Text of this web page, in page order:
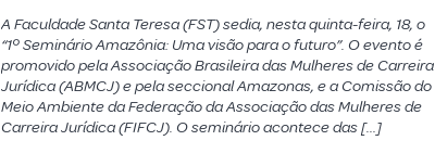
A Faculdade Santa Teresa (FST) sedia, nesta quinta-feira, 18, o
“1º Seminário Amazônia: Uma visão para o futuro”. O evento é
promovido pela Associação Brasileira das Mulheres de Carreira
Jurídica (ABMCJ) e pela seccional Amazonas, e a Comissão do
Meio Ambiente da Federação da Associação das Mulheres de
Carreira Jurídica (FIFCJ). O seminário acontece das […]